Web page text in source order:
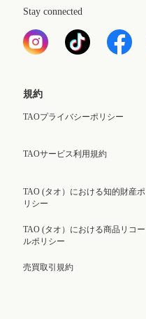
Stay connected
規約
TAOプライバシーポリシー
TAOサービス利用規約
TAO (タオ）における知的財産ポ
リシー
TAO (タオ）における商品リコー
ルポリシー
売買取引規約